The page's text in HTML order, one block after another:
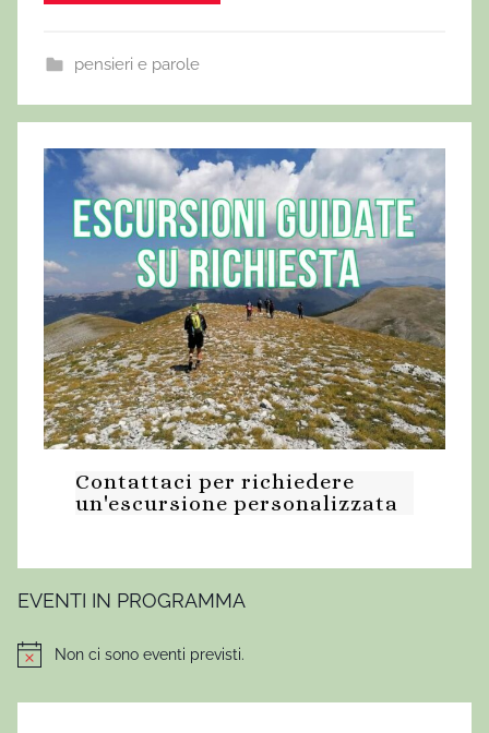
pensieri e parole
Contattaci per richiedere
un'escursione personalizzata
EVENTI IN PROGRAMMA
NoticeNon ci sono eventi previsti.